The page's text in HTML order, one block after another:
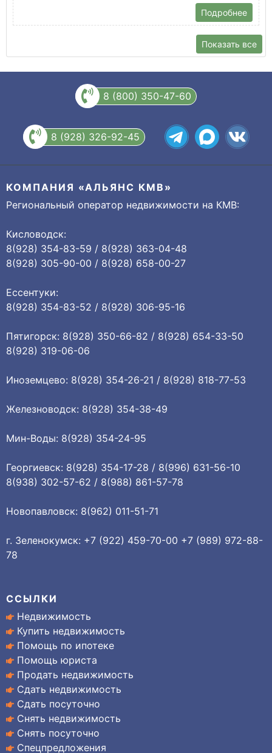
Подробнее
Показать все
8 (800) 350-47-60
8 (928) 326-92-45
КОМПАНИЯ «АЛЬЯНС КМВ»
Региональный оператор недвижимости на КМВ:
Кисловодск:
8(928) 354-83-59 / 8(928) 363-04-48
8(928) 305-90-00 / 8(928) 658-00-27
Ессентуки:
8(928) 354-83-52 / 8(928) 306-95-16
Пятигорск: 8(928) 350-66-82 / 8(928) 654-33-50
8(928) 319-06-06
Иноземцево: 8(928) 354-26-21 / 8(928) 818-77-53
Железноводск: 8(928) 354-38-49
Мин-Воды: 8(928) 354-24-95
Георгиевск: 8(928) 354-17-28 / 8(996) 631-56-10
8(938) 302-57-62 / 8(988) 861-57-78
Новопавловск: 8(962) 011-51-71
г. Зеленокумск: +7 (922) 459-70-00 +7 (989) 972-88-
78
ССЫЛКИ
Недвижимость
Купить недвижимость
Помощь по ипотеке
Помощь юриста
Продать недвижимость
Сдать недвижимость
Сдать посуточно
Снять недвижимость
Снять посуточно
Спецпредложения